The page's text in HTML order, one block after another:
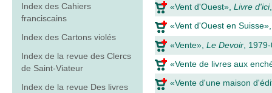
Index des Cahiers
franciscains
Index des Cartons violés
Index de la revue des Clercs
de Saint-Viateur
Index de la revue Des livres
«Vent d'Ouest», Livre d'ici
«Vent d'Ouest en
«Vente», Le Devoir ,
«Vente de livres aux
«Vente d'une maison